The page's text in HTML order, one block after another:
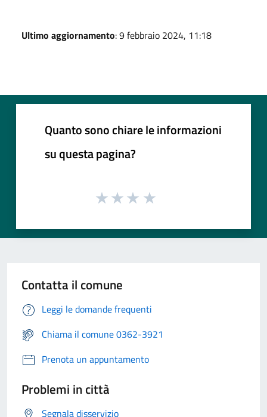
Ultimo aggiornamento: 9 febbraio 2024, 11:18
Quanto sono chiare le informazioni
su questa pagina?
Contatta il comune
Leggi le domande frequenti
Chiama il comune 0362-3921
Prenota un appuntamento
Problemi in città
Segnala disservizio